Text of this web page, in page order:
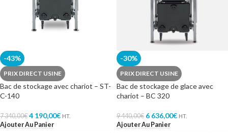
-43%
PRIX DIRECT USINE
Bac de stockage avec chariot – ST-
C-140
7 340,00€ 4 190,00€ HT.
Ajouter Au Panier
-30%
PRIX DIRECT USINE
Bac de stockage de glace avec
chariot – BC 320
9 440,00€ 6 636,00€ HT.
Ajouter Au Panier